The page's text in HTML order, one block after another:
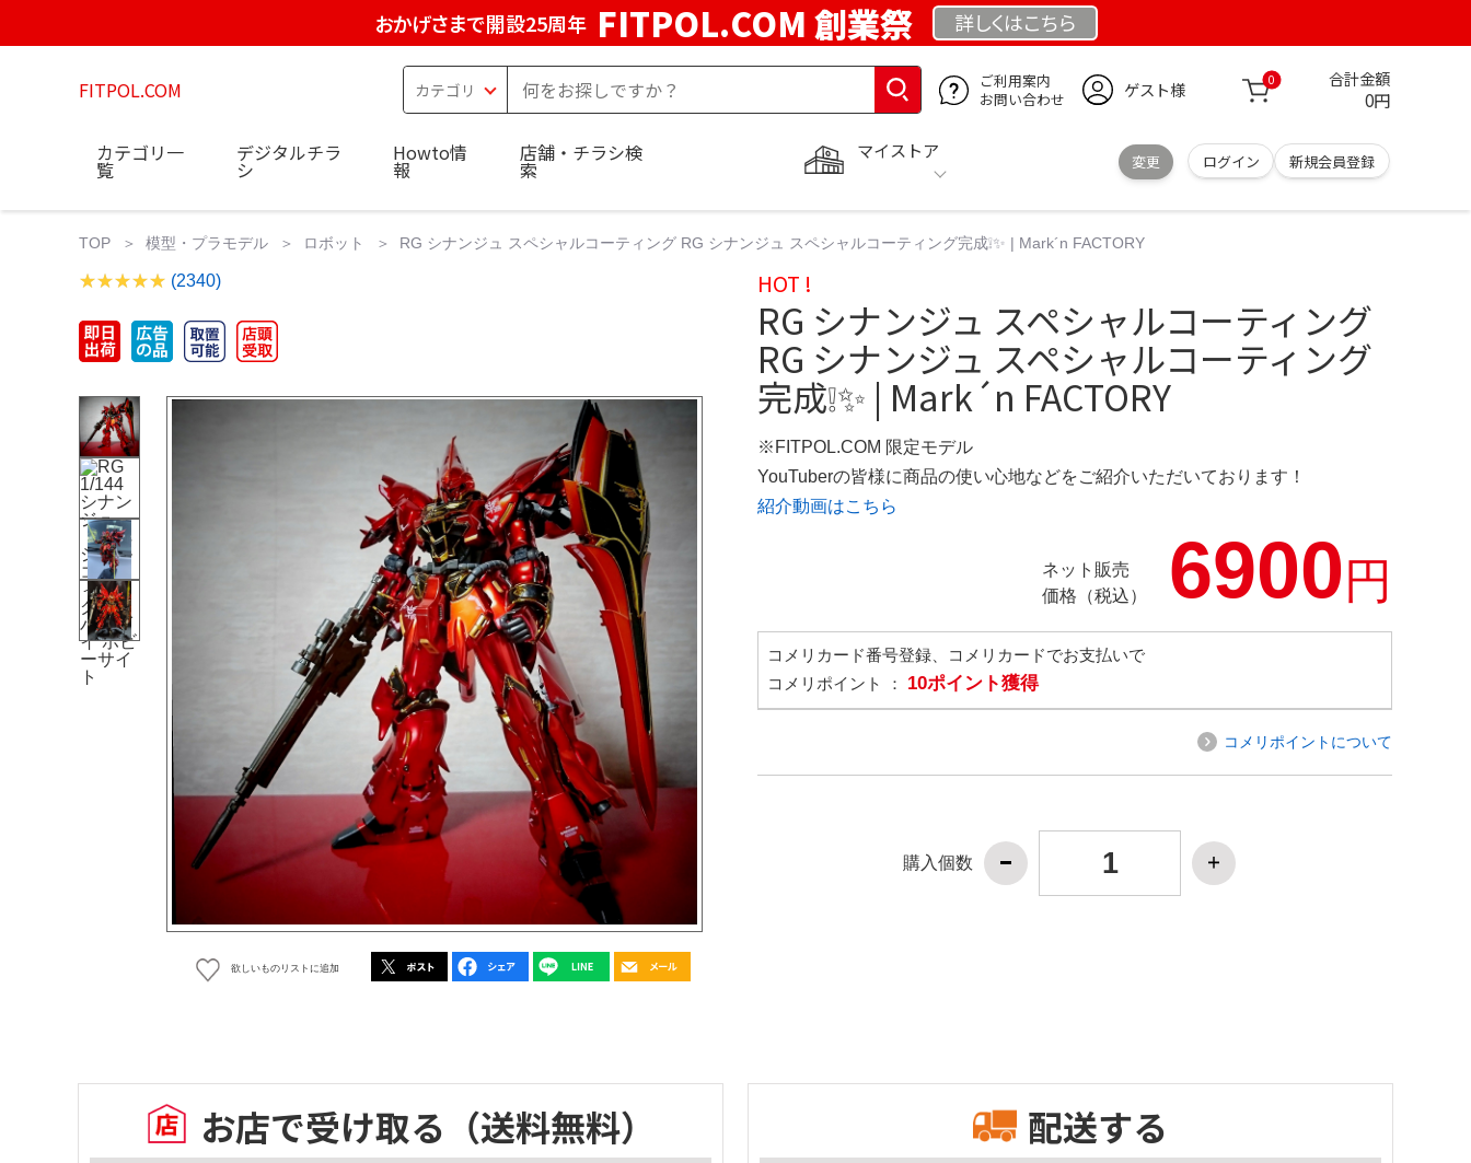
おかげさまで開設25周年 FITPOL.COM 創業祭 詳しくはこちら
FITPOL.COM
ご利用案内
お問い合わせ
ゲスト様 0 合計金額
0円
マイストア
変更 ログイン 新規会員登録
カテゴリ一
覧
デジタルチラ
シ
Howto情
報
店舗・チラシ検
索
TOP 模型・プラモデル ロボット RG シナンジュ スペシャルコーティング RG シナンジュ スペシャルコーティング完成❕✨ | Mark´n FACTORY
(2340)
欲しいものリストに追加
HOT !
RG シナンジュ スペシャルコーティング
RG シナンジュ スペシャルコーティング
完成❕✨ | Mark´n FACTORY
※FITPOL.COM 限定モデル
YouTuberの皆様に商品の使い心地などをご紹介いただいております！
紹介動画はこちら
ネット販売
価格（税込）
6900円
コメリカード番号登録、コメリカードでお支払いで
コメリポイント ： 10ポイント獲得
コメリポイントについて
購入個数
お店で受け取る （送料無料） 配送する